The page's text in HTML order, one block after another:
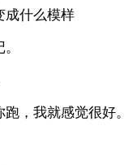
成什么模样
，我就感觉很好。